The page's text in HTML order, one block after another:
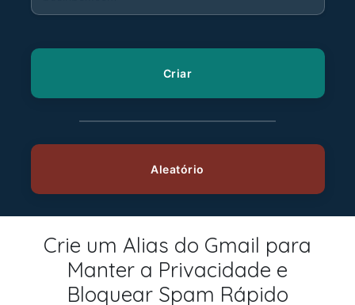
Crie um Alias do Gmail para
Manter a Privacidade e
Bloquear Spam Rápido